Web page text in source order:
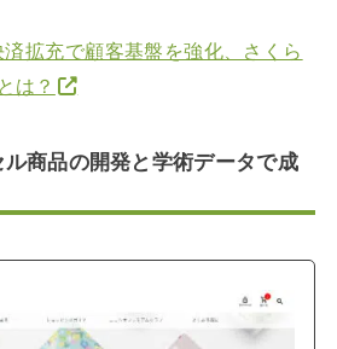
拡充で顧客基盤を強化、さくら
は？
商品の開発と学術データで成